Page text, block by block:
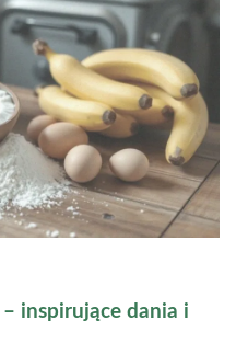
inspirujące dania i